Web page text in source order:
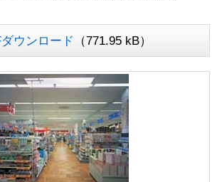
ウンロード （771.95 kB）